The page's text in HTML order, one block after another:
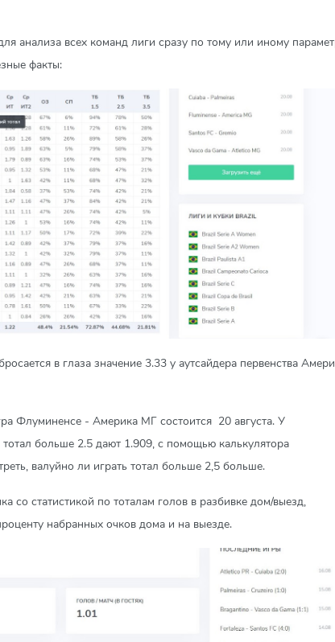
анализа всех команд лиги сразу по тому или иному
факты:
в глаза значение 3.33 у аутсайдера первенства
Флуминенсе - Америка МГ состоится 20 августа. У
больше 2.5 дают 1.909, с помощью калькулятора
валуйно ли играть тотал больше 2,5 больше.
со статистикой по тоталам голов в разбивке дом/выезд,
набранных очков дома и на выезде.